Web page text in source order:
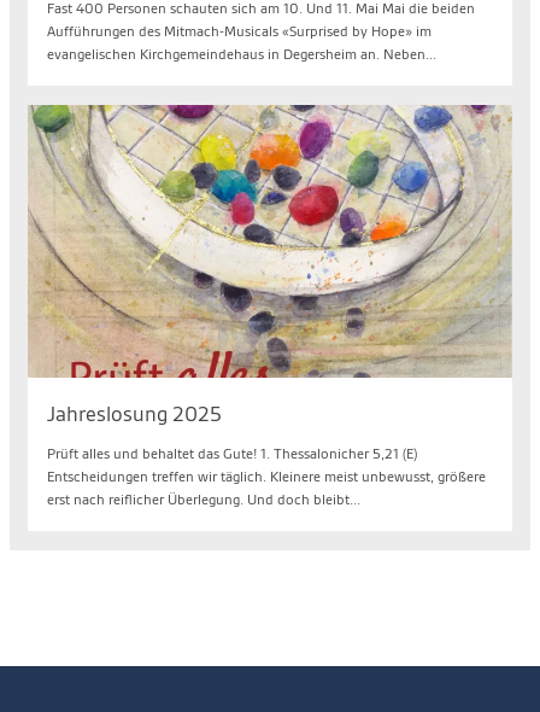
Fast 400 Personen schauten sich am 10. Und 11. Mai Mai die beiden
Aufführungen des Mitmach-Musicals «Surprised by Hope» im
evangelischen Kirchgemeindehaus in Degersheim an. Neben...
Jahreslosung 2025
Prüft alles und behaltet das Gute! 1. Thessalonicher 5,21 (E)
Entscheidungen treffen wir täglich. Kleinere meist unbewusst, größere
erst nach reiflicher Überlegung. Und doch bleibt...